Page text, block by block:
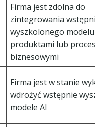
Firma jest zdolna do
zintegrowania
wyszkolonego modelu
produktami lub
biznesowymi
Firma jest w stanie
wdrożyć wstępnie
modele AI